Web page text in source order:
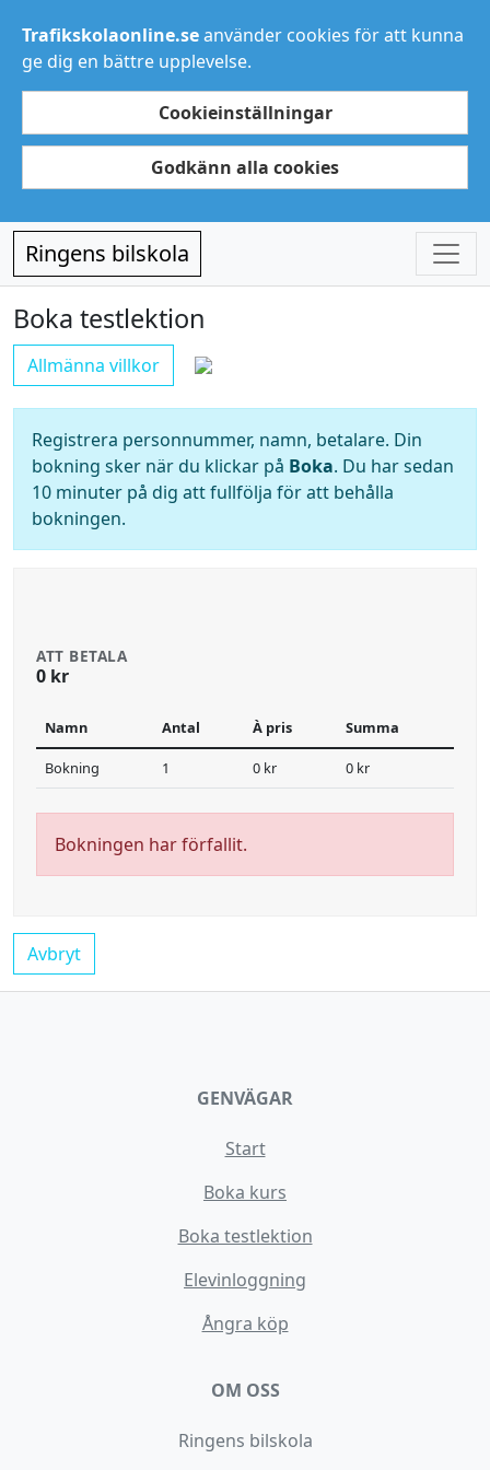
Trafikskolaonline.seanvänder cookies för att kunna
ge dig en bättre upplevelse.
Cookieinställningar
Godkänn alla cookies
Ringens bilskola
Boka testlektion
Allmänna villkor
Registrera personnummer, namn, betalare. Din
bokning sker när du klickar på Boka. Du har sedan
10 minuter på dig att fullfölja för att behålla
bokningen.
ATT BETALA
0 kr
Namn Antal À pris Summa
Bokning 1 0 kr 0 kr
Bokningen har förfallit.
Avbryt
GENVÄGAR
Start
Boka kurs
Boka testlektion
Elevinloggning
Ångra köp
OM OSS
Ringens bilskola